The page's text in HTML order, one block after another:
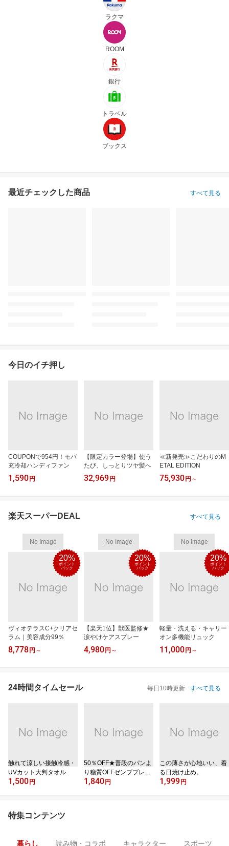
ラクマ
ROOM
銀行
トラベル
ブックス
最近チェックした商品 すべて見る
今日のイチ押し
COUPONで954円！モバ
充冷却ハンディファン
1,590 円
【限定カラー登場】使う
たび、しっとりツヤ髪へ
32,969 円
≪新発売≫こだわりのM
ETAL EDITION
75,930 円 ～
楽天スーパーDEAL すべて見る
No Image
20%
ポイント
バック
ヴィオテラスC+クリアセ
ラム｜美容成分99％
8,778 円 ～
No Image
20%
ポイント
バック
【楽天1位】獣医監修★
涙やけケアスプレー
4,980 円 ～
No Image
20%
ポイント
バック
軽量・洗える・キャリー
オン多機能リュック
11,000 円 ～
24時間タイムセール 毎日10時更新 すべて見る
触れて涼しい接触冷感・
UVカット大判タオル
1,500 円
50％OFF★普段のパンよ
り糖質OFFゼンブブレッ
ド
1,840 円
この薄さが心地いい、着
る日焼け止め。
1,999 円
特集コンテンツ
暮らし 読み物・コラボ キャラクター スポーツ